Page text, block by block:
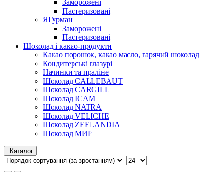
Заморожені
Пастеризовані
ЯГурман
Заморожені
Пастеризовані
Шоколад і какао-продукти
Какао порошок, какао масло, гарячий шоколад
Кондитерські глазурі
Начинки та праліне
Шоколад CALLEBAUT
Шоколад CARGILL
Шоколад ICAM
Шоколад NATRA
Шоколад VELICHE
Шоколад ZEELANDIA
Шоколад МИР
Каталог